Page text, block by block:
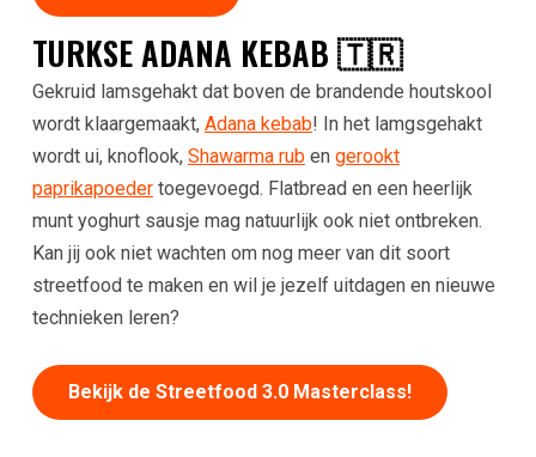
TURKSE ADANA KEBAB 🇹🇷
Gekruid lamsgehakt dat boven de brandende houtskool
wordt klaargemaakt, Adana kebab! In het lamgsgehakt
wordt ui, knoflook, Shawarma ruben gerookt
paprikapoedertoegevoegd. Flatbread en een heerlijk
munt yoghurt sausje mag natuurlijk ook niet ontbreken.
Kan jij ook niet wachten om nog meer van dit soort
streetfood te maken en wil je jezelf uitdagen en nieuwe
technieken leren?
Bekijk de Streetfood 3.0 Masterclass!